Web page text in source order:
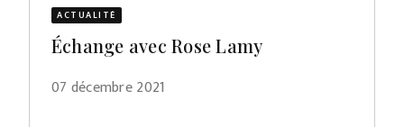
ACTUALITÉ
Échange avec Rose Lamy
07 décembre 2021